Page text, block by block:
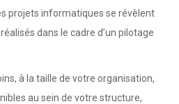
projets informatiques se révèlent
dans le cadre d’un pilotage
à la taille de votre organisation,
au sein de votre structure,